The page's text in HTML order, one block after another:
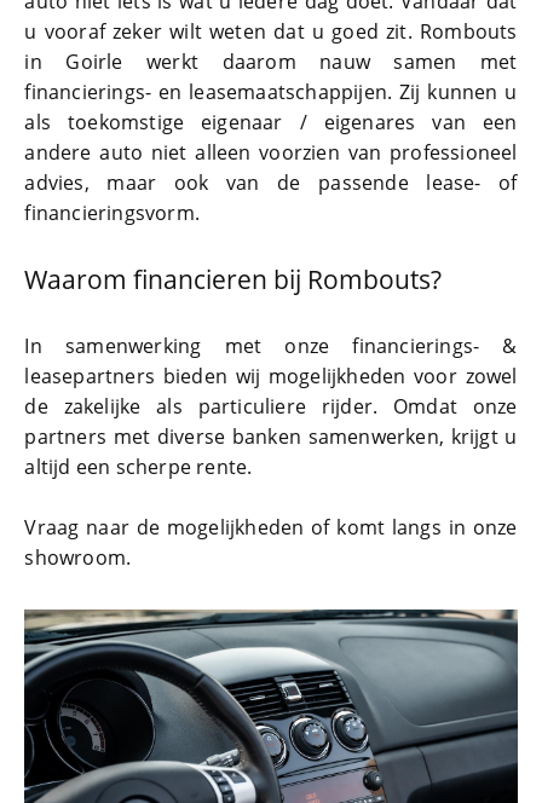
u vooraf zeker wilt weten dat u goed zit. Rombouts
in Goirlewerkt daarom nauw samen met
financierings- en leasemaatschappijen. Zij kunnen u
als toekomstige eigenaar / eigenares van een
andere auto niet alleen voorzien van professioneel
advies, maar ook van de passende lease- of
financieringsvorm.
Waarom financieren bij Rombouts?
In samenwerking met onze financierings- &
leasepartners bieden wij mogelijkheden voor zowel
de zakelijke als particuliere rijder. Omdat onze
partners met diverse banken samenwerken, krijgt u
altijd een scherpe rente.
Vraag naar de mogelijkheden of komt langs in onze
showroom.